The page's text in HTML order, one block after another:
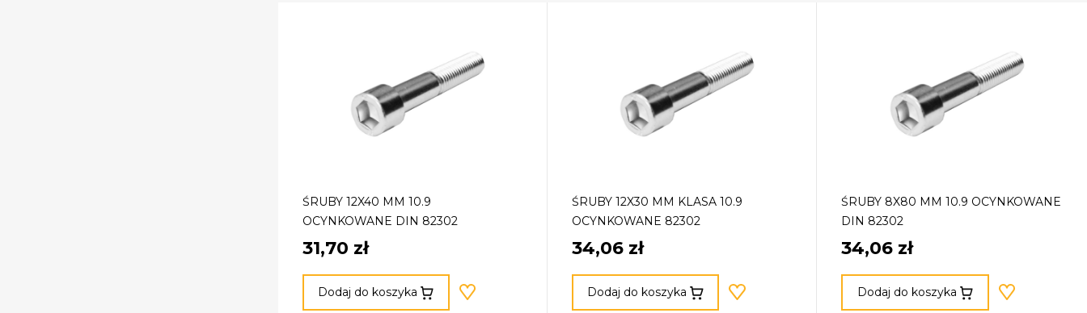
ŚRUBY 12X40 MM 10.9
OCYNKOWANE DIN 82302
31,70 zł
Dodaj do koszyka
ŚRUBY 12X30 MM KLASA 10.9
OCYNKOWANE 82302
34,06 zł
Dodaj do koszyka
ŚRUBY 8X80 MM 10.9 OCYNKOWANE
DIN 82302
34,06 zł
Dodaj do koszyka